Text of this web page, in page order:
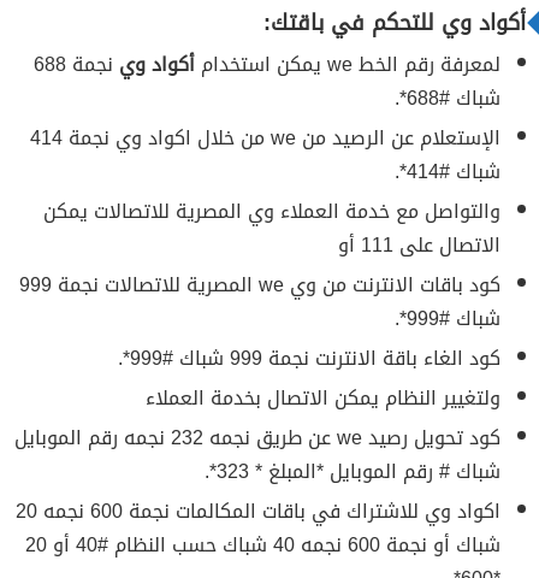
أكواد وي للتحكم في باقتك:
لمعرفة رقم الخط we يمكن استخدام أكواد وي
نجمة 688
شباك #688*.
الإستعلام عن الرصيد من we من خلال اكواد وي نجمة 414
شباك #414*.
والتواصل مع خدمة العملاء وي المصرية للاتصالات يمكن
الاتصال على 111 أو
كود باقات الانترنت من وي we المصرية للاتصالات نجمة 999
شباك #999*.
كود الغاء باقة الانترنت نجمة 999 شباك #999*.
ولتغيير النظام يمكن الاتصال بخدمة العملاء
كود تحويل رصيد we عن طريق نجمه 232 نجمه رقم الموبايل
شباك # رقم الموبايل *المبلغ * 323*.
اكواد وي للاشتراك في باقات المكالمات نجمة 600 نجمه 20
شباك أو نجمة 600 نجمه 40 شباك حسب النظام #40 أو 20